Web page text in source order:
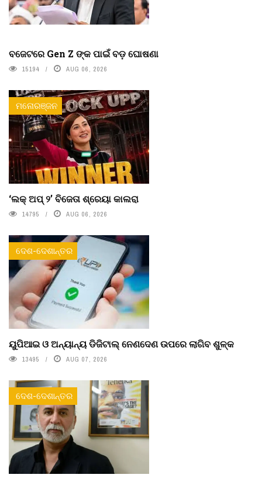
ବଜେଟରେ Gen Z ଙ୍କ ପାଇଁ ବଡ଼ ଘୋଷଣା
15194 AUG 06, 2026
ମନୋରଞ୍ଜନ
‘ଲକ୍ ଅପ୍ ୨’ ବିଜେତା ଶ୍ରେୟା କାଲରା
14795 AUG 06, 2026
ଦେଶ-ଦେଶାନ୍ତର
ୟୁପିଆଇ ଓ ଅନ୍ୟାନ୍ୟ ଡିଜିଟାଲ୍ ନେଣଦେଣ ଉପରେ ଲାଗିବ ଶୁଳ୍କ
13495 AUG 07, 2026
ଦେଶ-ଦେଶାନ୍ତର